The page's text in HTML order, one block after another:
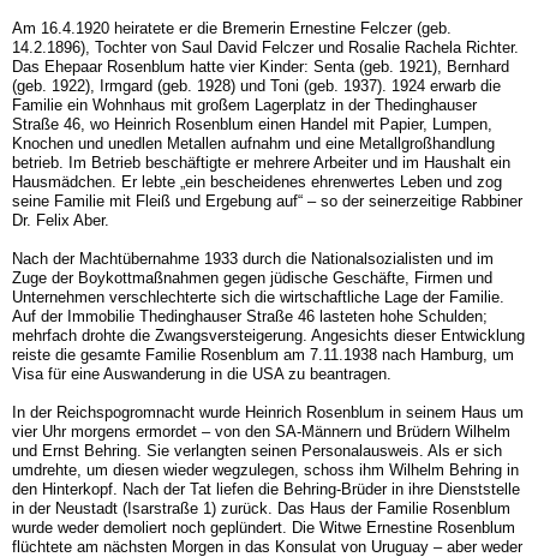
Am 16.4.1920 heiratete er die Bremerin Ernestine Felczer (geb.
14.2.1896), Tochter von Saul David Felczer und Rosalie Rachela Richter.
Das Ehepaar Rosenblum hatte vier Kinder: Senta (geb. 1921), Bernhard
(geb. 1922), Irmgard (geb. 1928) und Toni (geb. 1937). 1924 erwarb die
Familie ein Wohnhaus mit großem Lagerplatz in der Thedinghauser
Straße 46, wo Heinrich Rosenblum einen Handel mit Papier, Lumpen,
Knochen und unedlen Metallen aufnahm und eine Metallgroßhandlung
betrieb. Im Betrieb beschäftigte er mehrere Arbeiter und im Haushalt ein
Hausmädchen. Er lebte „ein bescheidenes ehrenwertes Leben und zog
seine Familie mit Fleiß und Ergebung auf“ – so der seinerzeitige Rabbiner
Dr. Felix Aber.
Nach der Machtübernahme 1933 durch die Nationalsozialisten und im
Zuge der Boykottmaßnahmen gegen jüdische Geschäfte, Firmen und
Unternehmen verschlechterte sich die wirtschaftliche Lage der Familie.
Auf der Immobilie Thedinghauser Straße 46 lasteten hohe Schulden;
mehrfach drohte die Zwangsversteigerung. Angesichts dieser Entwicklung
reiste die gesamte Familie Rosenblum am 7.11.1938 nach Hamburg, um
Visa für eine Auswanderung in die USA zu beantragen.
In der Reichspogromnacht wurde Heinrich Rosenblum in seinem Haus um
vier Uhr morgens ermordet – von den SA-Männern und Brüdern Wilhelm
und Ernst Behring. Sie verlangten seinen Personalausweis. Als er sich
umdrehte, um diesen wieder wegzulegen, schoss ihm Wilhelm Behring in
den Hinterkopf. Nach der Tat liefen die Behring-Brüder in ihre Dienststelle
in der Neustadt (Isarstraße 1) zurück. Das Haus der Familie Rosenblum
wurde weder demoliert noch geplündert. Die Witwe Ernestine Rosenblum
flüchtete am nächsten Morgen in das Konsulat von Uruguay – aber weder